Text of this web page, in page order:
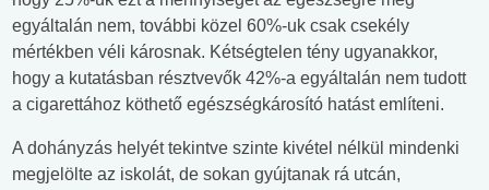
egyáltalán nem, további közel 60%-uk csak csekély
mértékben véli károsnak. Kétségtelen tény ugyanakkor,
hogy a kutatásban résztvevők 42%-a egyáltalán nem tudott
a cigarettához köthető egészségkárosító hatást említeni.
A dohányzás helyét tekintve szinte kivétel nélkül mindenki
megjelölte az iskolát, de sokan gyújtanak rá utcán,